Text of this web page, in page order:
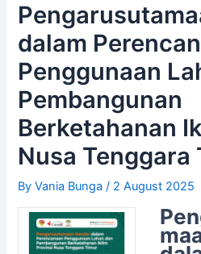
dalam
Penggunaan
Pembangunan
Berketahanan
Nusa Tenggara
ByVania Bunga/ 2 August 2025